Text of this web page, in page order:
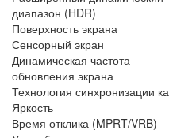
диапазон (HDR)
Поверхность экрана
Сенсорный экран
Динамическая частота
обновления экрана
Технология синхронизации
Яркость
Время отклика (MPRT/VRB)